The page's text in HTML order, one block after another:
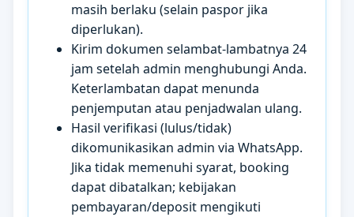
masih berlaku (selain paspor jika
diperlukan).
Kirim dokumen selambat-lambatnya 24
jam setelah admin menghubungi Anda.
Keterlambatan dapat menunda
penjemputan atau penjadwalan ulang.
Hasil verifikasi (lulus/tidak)
dikomunikasikan admin via WhatsApp.
Jika tidak memenuhi syarat, booking
dapat dibatalkan; kebijakan
pembayaran/deposit mengikuti